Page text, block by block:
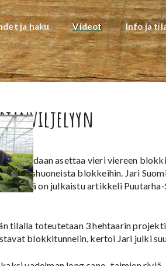
ja haku Videot Info ja
voidaan asettaa vieri viereen
blokkeihin. Jari
on julkaistu artikkeli Puutarha-
tilalla toteutetaan 3 hehtaarin projekti.
blokkitunnelin, kertoi Jari julki